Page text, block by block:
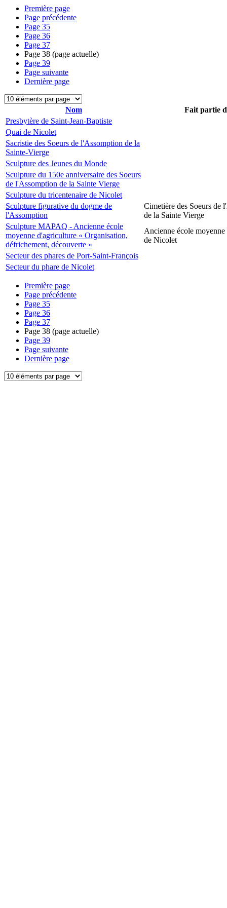
Première page
Page précédente
Page 35
Page 36
Page 37
Page 38 (page actuelle)
Page 39
Page suivante
Dernière page
Nom
Fait partie
Presbytère de Saint-Jean-Baptiste
Quai de Nicolet
Sacristie des Soeurs de l'Assomption de la
Sainte-Vierge
Sculpture des Jeunes du Monde
Sculpture du 150e anniversaire des Soeurs
de l'Assomption de la Sainte Vierge
Sculpture du tricentenaire de Nicolet
Sculpture figurative du dogme de
l'Assomption
Cimetière des Soeurs de
de la Sainte Vierge
Sculpture MAPAQ - Ancienne école
moyenne d'agriculture « Organisation,
défrichement, découverte »
Ancienne école
de Nicolet
Secteur des phares de Port-Saint-François
Secteur du phare de Nicolet
Première page
Page précédente
Page 35
Page 36
Page 37
Page 38 (page actuelle)
Page 39
Page suivante
Dernière page